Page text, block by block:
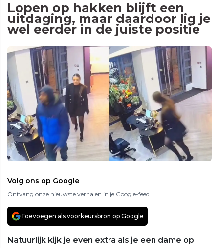
Lopen op hakken blijft een
uitdaging, maar daardoor lig je
wel eerder in de juiste positie
Volg ons op Google
Ontvang onze nieuwste verhalen in je Google-feed
Toevoegen als voorkeursbron op Google
Natuurlijk kijk je even extra als je een dame op